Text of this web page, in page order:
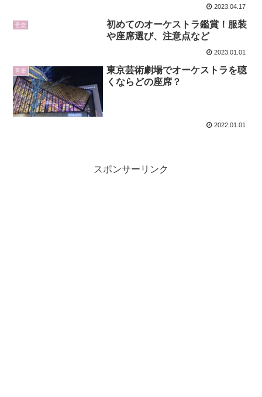
2023.04.17
音楽
初めてのオーケストラ鑑賞！服装
や座席選び、注意点など
2023.01.01
音楽
東京芸術劇場でオーケストラを聴
くならどの座席？
2022.01.01
スポンサーリンク